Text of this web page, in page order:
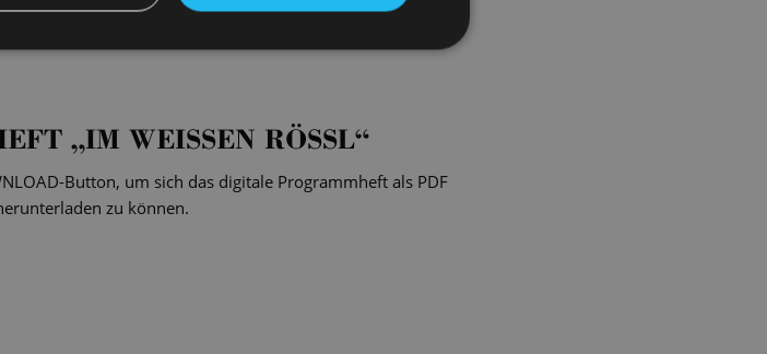
1930 für ein Weltstadtpublikum konzipiert und ist mit
spritzigen Fassung für Band und Streichquintett – ein
„IM WEISSEN RÖSSL“
Button, um sich das digitale Programmheft als PDF
zu können.